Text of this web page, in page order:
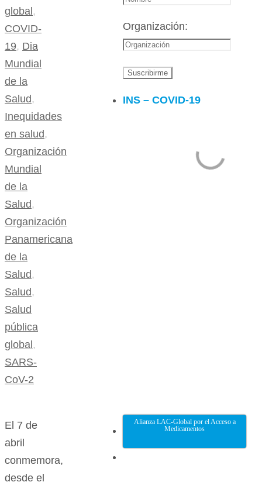
global ,
COVID-
19, Dia
Mundial
de la
Salud ,
Inequidades
en salud ,
Organización
Mundial
de la
Salud ,
Organización
Panamericana
de la
Salud ,
Salud ,
Salud
pública
global ,
SARS-
CoV-2
El 7 de
abril
conmemora,
desde el
Organización:
INS – COVID-19
Alianza LAC-Global por el Acceso a
Medicamentos